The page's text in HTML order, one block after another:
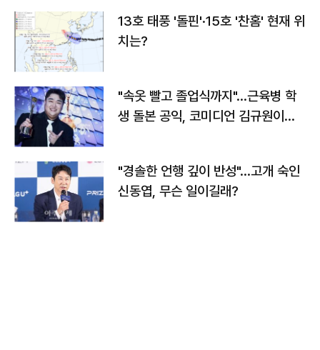
13호 태풍 '돌핀'·15호 '찬홈' 현재 위
치는?
"속옷 빨고 졸업식까지"…근육병 학
생 돌본 공익, 코미디언 김규원이었
"경솔한 언행 깊이 반성"…고개 숙인
신동엽, 무슨 일이길래?